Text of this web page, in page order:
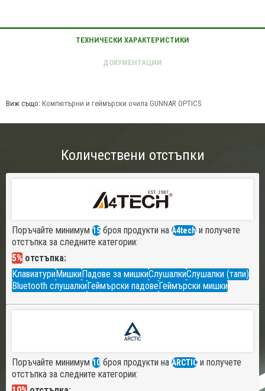
Виж също: Компютърни и геймърски очила GUNNAR OPTICS
Количествени отстъпки
Поръчайте минимум 15 броя продукти на A4tech и получете
отстъпка за следните категории:
5% отстъпка:
КлавиатуриМишкиПадове за мишкиСлушалкиСлушалки (тапи)
Bluetooth слушалкиГеймърски падовеГеймърски мишки
Поръчайте минимум 10 броя продукти на ARCTIC и получете
отстъпка за следните категории: